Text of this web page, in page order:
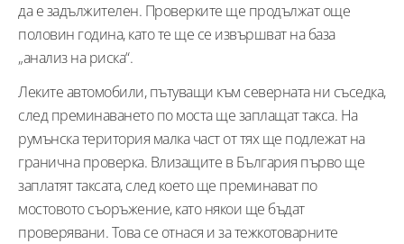
да е задължителен. Проверките ще продължат още
половин година, като те ще се извършват на база
„анализ на риска“.
Леките автомобили, пътуващи към северната ни съседка,
след преминаването по моста ще заплащат такса. На
румънска територия малка част от тях ще подлежат на
гранична проверка. Влизащите в България първо ще
заплатят таксата, след което ще преминават по
мостовото съоръжение, като някои ще бъдат
проверявани. Това се отнася и за тежкотоварните